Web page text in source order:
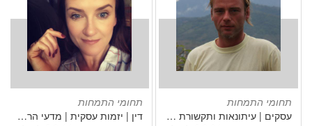
תחומי התמחות
עסקים | עיתונאות ותקשורת | מדעי החברה | ספרות | חקלאות, ייעור ודיג
תחומי התמחות
דין | יזמות עסקית | מדעי הרוח | מדעי החברה | רפואה